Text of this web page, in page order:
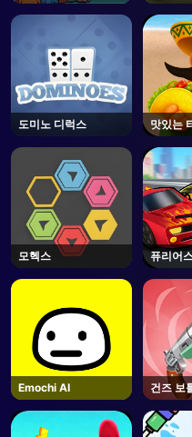
도미노 디럭스 맛있는
모헥스 퓨리어
Emochi AI 건즈 보